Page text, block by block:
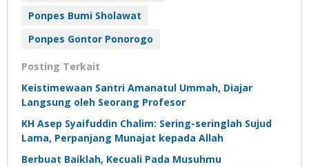
Ponpes Bumi Sholawat
Ponpes Gontor Ponorogo
Posting Terkait
Keistimewaan Santri Amanatul Ummah, Diajar
Langsung oleh Seorang Profesor
KH Asep Syaifuddin Chalim: Sering-seringlah Sujud
Lama, Perpanjang Munajat kepada Allah
Berbuat Baiklah, Kecuali Pada Musuhmu